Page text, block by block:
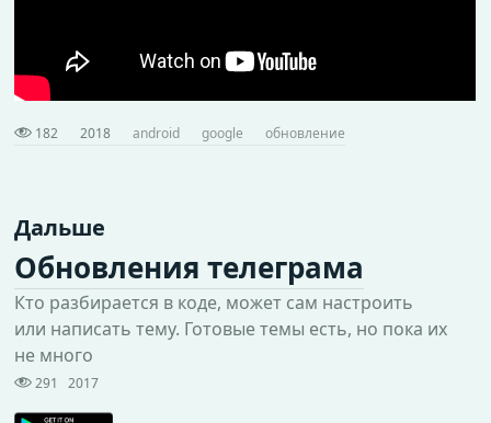
182 2018 android google обновление
Дальше
Обновления телеграма
Кто разбирается в коде, может сам настроить
или написать тему. Готовые темы есть, но пока их
не много
291 2017